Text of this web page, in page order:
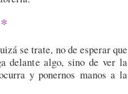
*
se trate, no de esperar que
delante algo, sino de ver la
y ponernos manos a la